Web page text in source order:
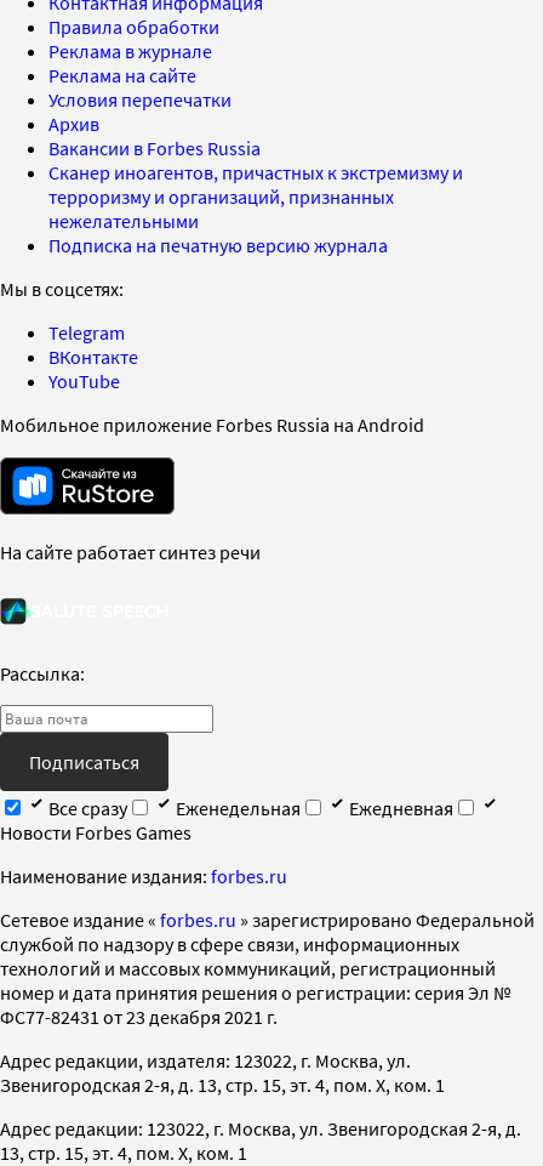
Правила обработки
Реклама в журнале
Реклама на сайте
Условия перепечатки
Архив
Вакансии в Forbes Russia
Сканер иноагентов, причастных к экстремизму и
терроризму и организаций, признанных
нежелательными
Подписка на печатную версию журнала
Мы в соцсетях:
Telegram
ВКонтакте
YouTube
Мобильное приложение Forbes Russia на Android
На сайте работает синтез речи
Рассылка:
Подписаться
Все сразу
Еженедельная
Ежедневная
Новости Forbes Games
Наименование издания: forbes.ru
Cетевое издание « forbes.ru » зарегистрировано Федеральной
службой по надзору в сфере связи, информационных
технологий и массовых коммуникаций, регистрационный
номер и дата принятия решения о регистрации: серия Эл №
ФС77-82431 от 23 декабря 2021 г.
Адрес редакции, издателя: 123022, г. Москва, ул.
Звенигородская 2-я, д. 13, стр. 15, эт. 4, пом. X, ком. 1
Адрес редакции: 123022, г. Москва, ул. Звенигородская 2-я, д.
13, стр. 15, эт. 4, пом. X, ком. 1